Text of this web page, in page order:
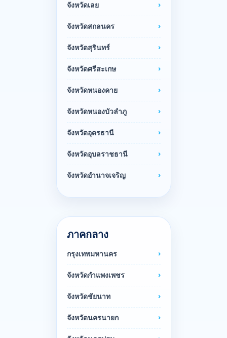
จังหวัดเลย
จังหวัดสกลนคร
จังหวัดสุรินทร์
จังหวัดศรีสะเกษ
จังหวัดหนองคาย
จังหวัดหนองบัวลำภู
จังหวัดอุดรธานี
จังหวัดอุบลราชธานี
จังหวัดอำนาจเจริญ
ภาคกลาง
กรุงเทพมหานคร
จังหวัดกำแพงเพชร
จังหวัดชัยนาท
จังหวัดนครนายก